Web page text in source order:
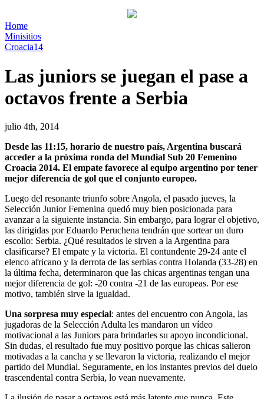
Home
Minisitios
Croacia14
Las juniors se juegan el pase a
octavos frente a Serbia
julio 4th, 2014
Desde las 11:15, horario de nuestro país, Argentina buscará
acceder a la próxima ronda del Mundial Sub 20 Femenino
Croacia 2014. El empate favorece al equipo argentino por tener
mejor diferencia de gol que el conjunto europeo.
Luego del resonante triunfo sobre Angola, el pasado jueves, la
Selección Junior Femenina quedó muy bien posicionada para
avanzar a la siguiente instancia. Sin embargo, para lograr el objetivo,
las dirigidas por Eduardo Peruchena tendrán que sortear un duro
escollo: Serbia. ¿Qué resultados le sirven a la Argentina para
clasificarse? El empate y la victoria. El contundente 29-24 ante el
elenco africano y la derrota de las serbias contra Holanda (33-28) en
la última fecha, determinaron que las chicas argentinas tengan una
mejor diferencia de gol: -20 contra -21 de las europeas. Por ese
motivo, también sirve la igualdad.
Una sorpresa muy especial: antes del encuentro con Angola, las
jugadoras de la Selección Adulta les mandaron un vídeo
motivacional a las Juniors para brindarles su apoyo incondicional.
Sin dudas, el resultado fue muy positivo porque las chicas salieron
motivadas a la cancha y se llevaron la victoria, realizando el mejor
partido del Mundial. Seguramente, en los instantes previos del duelo
trascendental contra Serbia, lo vean nuevamente.